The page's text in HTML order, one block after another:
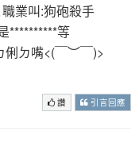
業叫:狗砲殺手
**********等
ㄉ嘴<(￣︶￣)>
讚 引言回應